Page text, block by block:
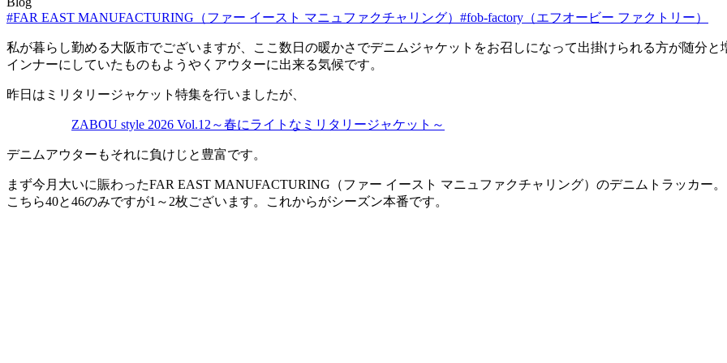
#FAR EAST MANUFACTURING（ファー イースト マニュファクチャリング） #fob-factory（エフオービー ファクトリー）
私が暮らし勤める大阪市でございますが、ここ数日の暖かさでデニムジャケットをお召しになって出掛けられる方が随分と
インナーにしていたものもようやくアウターに出来る気候です。
昨日はミリタリージャケット特集を行いましたが、
ZABOU style 2026 Vol.12～春にライトなミリタリージャケット～
デニムアウターもそれに負けじと豊富です。
まず今月大いに賑わったFAR EAST MANUFACTURING（ファー イースト マニュファクチャリング）のデニムトラッカー。
こちら40と46のみですが1～2枚ございます。これからがシーズン本番です。